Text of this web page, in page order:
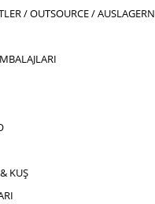
/ OUTSOURCE / AUSLAGERN
KUŞ